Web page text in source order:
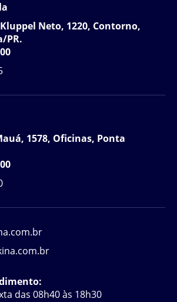
Neto, 1220, Contorno,
PR.
1578, Oficinas, Ponta
das 08h40 às 18h30